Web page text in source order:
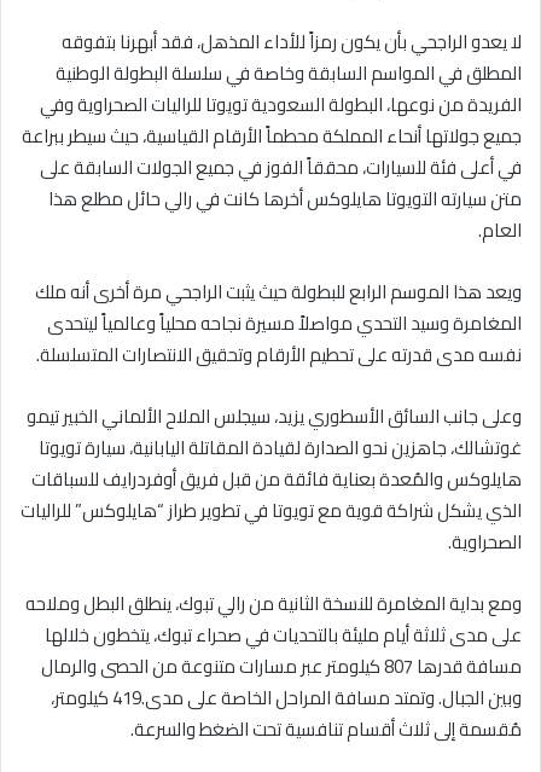
لا يعدو الراجحي بأن يكون رمزاً للأداء المذهل، فقد أبهرنا بتفوقه
المطلق في المواسم السابقة وخاصة في سلسلة البطولة الوطنية
الفريدة من نوعها، البطولة السعودية تويوتا للراليات الصحراوية وفي
جميع جولاتها أنحاء المملكة محطماً الأرقام القياسية، حيث سيطر ببراعة
في أعلى فئة للسيارات، محققاً الفوز في جميع الجولات السابقة على
متن سيارته التويوتا هايلوكس أخرها كانت في رالي حائل مطلع هذا
العام.
ويعد هذا الموسم الرابع للبطولة حيث يثبت الراجحي مرة أخرى أنه ملك
المغامرة وسيد التحدي مواصلاً مسيرة نجاحه محلياً وعالمياً ليتحدى
نفسه مدى قدرته على تحطيم الأرقام وتحقيق الانتصارات المتسلسلة.
وعلى جانب السائق الأسطوري يزيد، سيجلس الملاح الألماني الخبير تيمو
غوتشالك، جاهزين نحو الصدارة لقيادة المقاتلة اليابانية، سيارة تويوتا
هايلوكس والمُعدة بعناية فائقة من قبل فريق أوفردرايف للسباقات
الذي يشكل شراكة قوية مع تويوتا في تطوير طراز “هايلوكس” للراليات
الصحراوية.
ومع بداية المغامرة للنسخة الثانية من رالي تبوك، ينطلق البطل وملاحه
على مدى ثلاثة أيام مليئة بالتحديات في صحراء تبوك، يتخطون خلالها
مسافة قدرها 807 كيلومتر عبر مسارات متنوعة من الحصى والرمال
وبين الجبال. وتمتد مسافة المراحل الخاصة على مدى.419 كيلومتر،
مُقسمة إلى ثلاث أقسام تنافسية تحت الضغط والسرعة.